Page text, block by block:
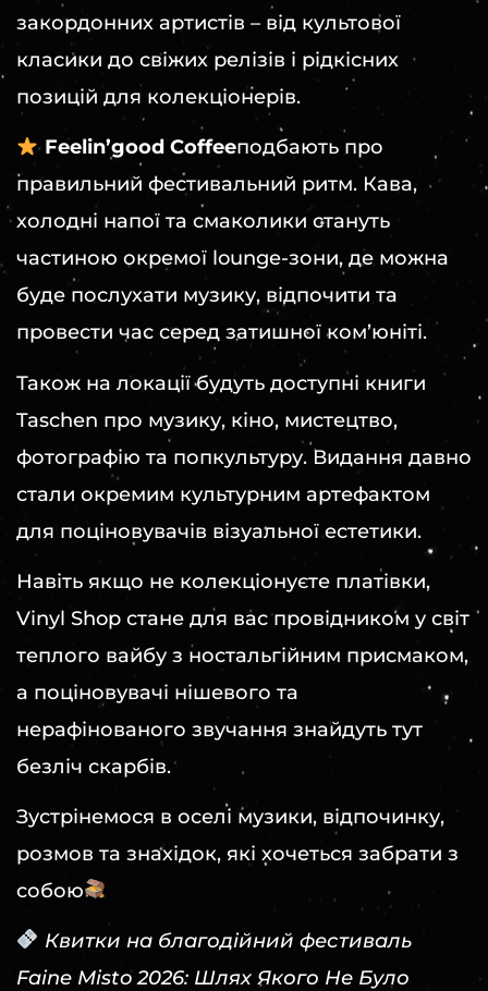
закордонних артистів – від культової
класики до свіжих релізів і рідкісних
позицій для колекціонерів.
️ Feelin’good Coffeeподбають про
правильний фестивальний ритм. Кава,
холодні напої та смаколики стануть
частиною окремої lounge-зони, де можна
буде послухати музику, відпочити та
провести час серед затишної ком’юніті.
Також на локації будуть доступні книги
Taschen про музику, кіно, мистецтво,
фотографію та попкультуру. Видання давно
стали окремим культурним артефактом
для поціновувачів візуальної естетики.
Навіть якщо не колекціонуєте платівки,
Vinyl Shop стане для вас провідником у світ
теплого вайбу з ностальгійним присмаком,
а поціновувачі нішевого та
нерафінованого звучання знайдуть тут
безліч скарбів.
Зустрінемося в оселі музики, відпочинку,
розмов та знахідок, які хочеться забрати з
собою
Квитки на благодійний фестиваль
Faine Misto 2026: Шлях Якого Не Було